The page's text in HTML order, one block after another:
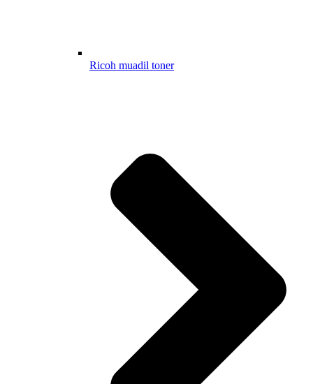
Ricoh muadil toner